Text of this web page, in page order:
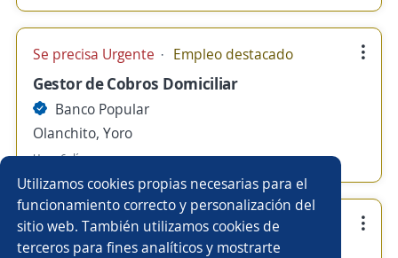
Utilizamos cookies propias necesarias para el
funcionamiento correcto y personalización del
sitio web. También utilizamos cookies de
terceros para fines analíticos y mostrarte
Se precisa Urgente Empleo destacado
Gestor de Cobros Domiciliar
Banco Popular
Olanchito, Yoro
Hace 6 días
Se precisa Urgente Empleo destacado